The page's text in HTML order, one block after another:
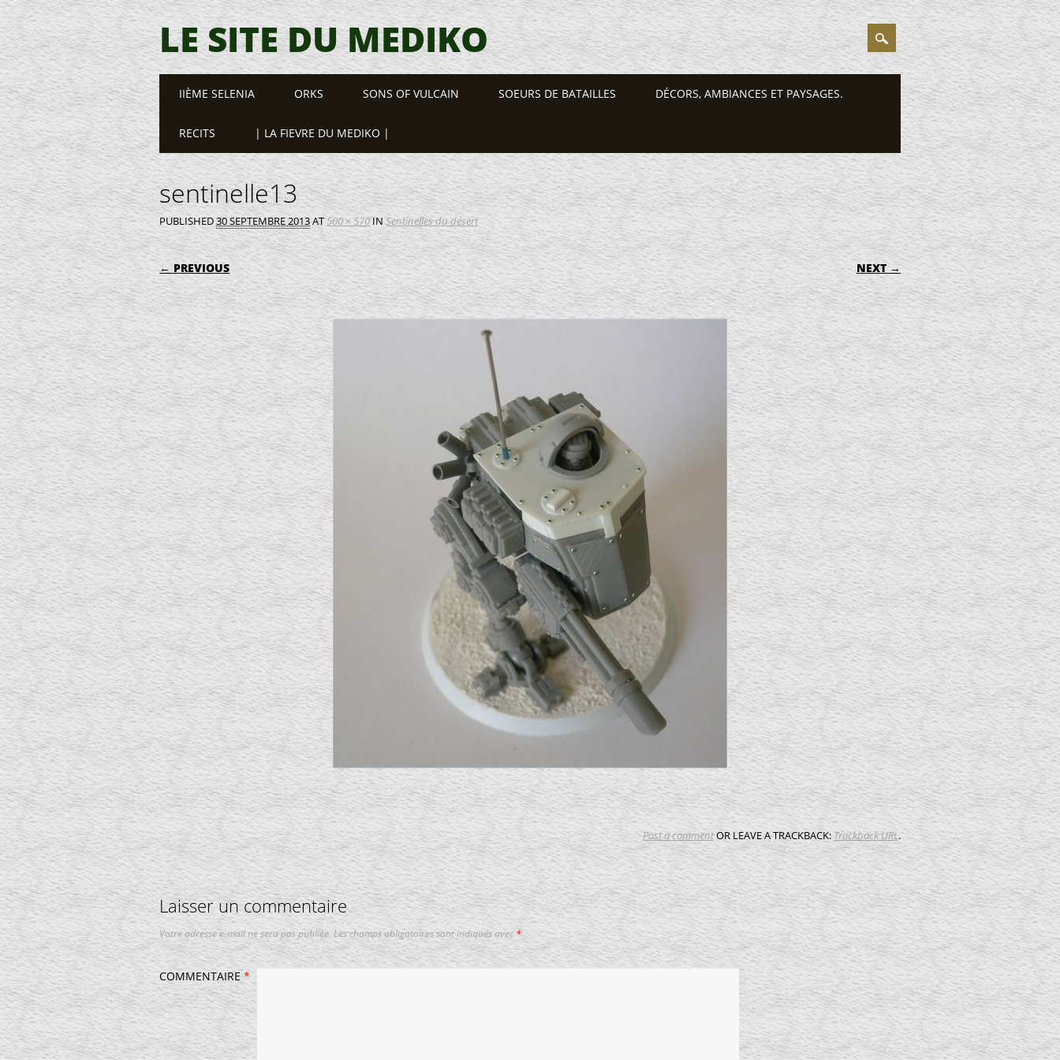
LE SITE DU MEDIKO
Main menu
IIÈME SELENIA ORKS SONS OF VULCAIN SOEURS DE BATAILLES DÉCORS, AMBIANCES ET PAYSAGES.
RECITS | LA FIEVRE DU MEDIKO |
sentinelle13
PUBLISHED30 SEPTEMBRE 2013AT500 × 570INSentinelles du désert
← PREVIOUS NEXT →
Post a commentOR LEAVE A TRACKBACK: Trackback URL.
Laisser un commentaire
Votre adresse e-mail ne sera pas publiée. Les champs obligatoires sont indiqués avec*
COMMENTAIRE*